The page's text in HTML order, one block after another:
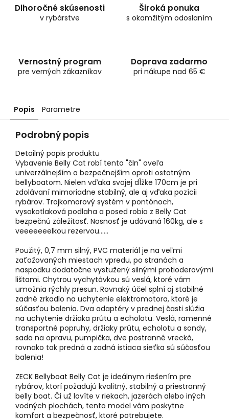
Dlhoročné skúsenosti
v rybárstve
Široká ponuka
s okamžitým odoslaním
Vernostný program
pre verných zákazníkov
Doprava zadarmo
pri nákupe nad 65 €
Popis Parametre
Podrobný popis
Detailný popis produktu
Vybavenie Belly Cat robí tento "čln" oveľa
univerzálnejším a bezpečnejším oproti ostatným
bellyboatom. Nielen vďaka svojej dĺžke 170cm je pri
zdolávaní mimoriadne stabilný, ale aj vďaka pozícii
rybárov. Trojkomorový systém v pontónoch,
vysokotlaková podlaha a posed robia z Belly Cat
bezpečnú záležitosť. Nosnosť je udávaná 160kg, ale s
veeeeeeelkou rezervou......
Použitý, 0,7 mm silný, PVC materiál je na veľmi
zaťažovaných miestach vpredu, po stranách a
naspodku dodatočne vystužený silnými protioderovými
lištami. Chytrou vychytávkou sú veslá, ktoré vám
umožnia rýchly presun. Rovnaký účel splní aj stabilné
zadné zrkadlo na uchytenie elektromotora, ktoré je
súčasťou balenia. Dva adaptéry v prednej časti slúžia
na uchytenie držiaka prútu a echolotu. Veslá, ramenné
transportné popruhy, držiaky prútu, echolotu a sondy,
sada na opravu, pumpička, dve postranné vrecká,
rovnako tak predná a zadná istiaca sieťka sú súčasťou
balenia!
ZECK Bellyboat Belly Cat je ideálnym riešením pre
rybárov, ktorí požadujú kvalitný, stabilný a priestranný
belly boat. Či už lovíte v riekach, jazerách alebo iných
vodných plochách, tento model vám poskytne
komfort a bezpečnosť, ktoré potrebujete.